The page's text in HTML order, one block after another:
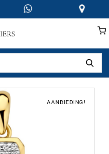
AANBIEDING!